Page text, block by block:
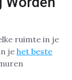
ruimte in je
je het beste